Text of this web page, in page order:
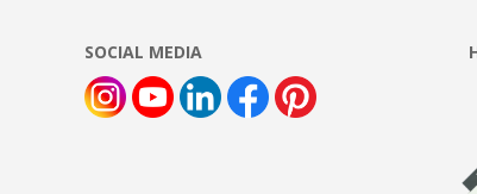
SOCIAL MEDIA